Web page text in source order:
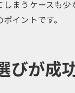
まうケースも
イントです。
びが成